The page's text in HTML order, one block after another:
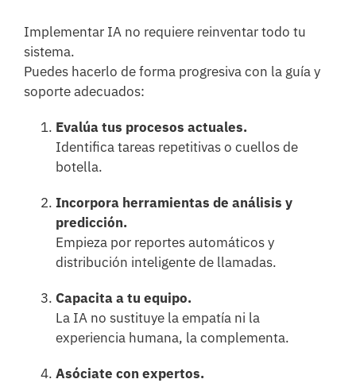
Implementar IA no requiere reinventar todo tu
sistema.
Puedes hacerlo de forma progresiva con la guía y
soporte adecuados:
Evalúa tus procesos actuales.
Identifica tareas repetitivas o cuellos de
botella.
Incorpora herramientas de análisis y
predicción.
Empieza por reportes automáticos y
distribución inteligente de llamadas.
Capacita a tu equipo.
La IA no sustituye la empatía ni la
experiencia humana, la complementa.
Asóciate con expertos.